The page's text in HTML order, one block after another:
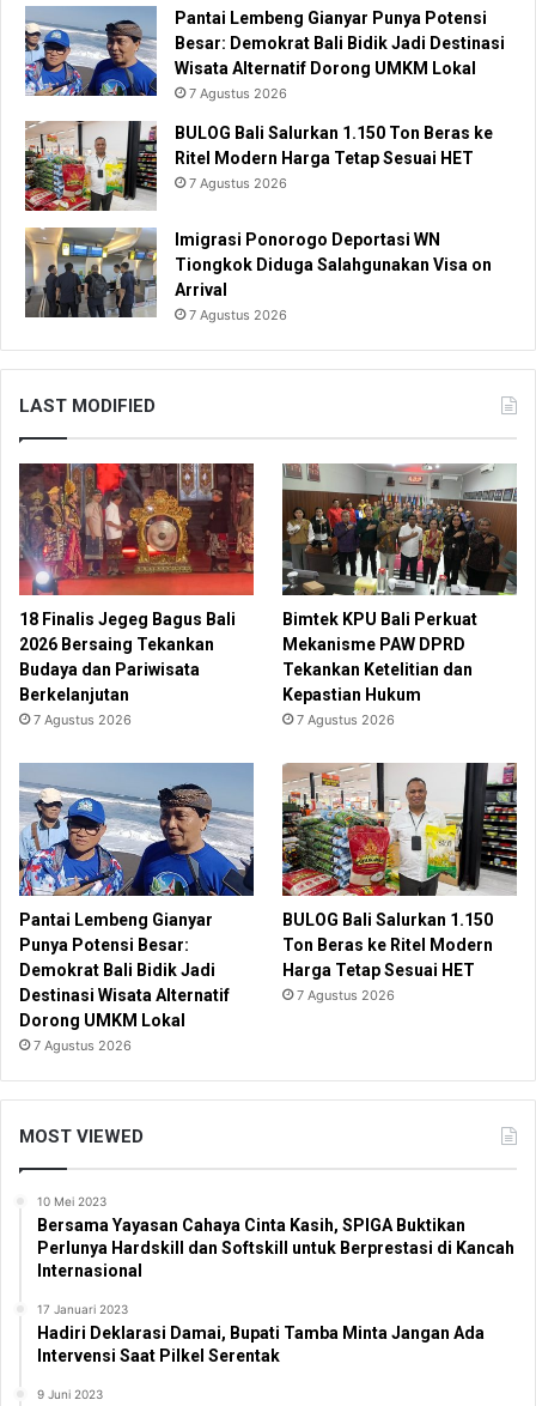
Pantai Lembeng Gianyar Punya Potensi
Besar: Demokrat Bali Bidik Jadi Destinasi
Wisata Alternatif Dorong UMKM Lokal
7 Agustus 2026
BULOG Bali Salurkan 1.150 Ton Beras ke
Ritel Modern Harga Tetap Sesuai HET
7 Agustus 2026
Imigrasi Ponorogo Deportasi WN
Tiongkok Diduga Salahgunakan Visa on
Arrival
7 Agustus 2026
LAST MODIFIED
18 Finalis Jegeg Bagus Bali
2026 Bersaing Tekankan
Budaya dan Pariwisata
Berkelanjutan
7 Agustus 2026
Bimtek KPU Bali Perkuat
Mekanisme PAW DPRD
Tekankan Ketelitian dan
Kepastian Hukum
7 Agustus 2026
Pantai Lembeng Gianyar
Punya Potensi Besar:
Demokrat Bali Bidik Jadi
Destinasi Wisata Alternatif
Dorong UMKM Lokal
7 Agustus 2026
BULOG Bali Salurkan 1.150
Ton Beras ke Ritel Modern
Harga Tetap Sesuai HET
7 Agustus 2026
MOST VIEWED
10 Mei 2023
Bersama Yayasan Cahaya Cinta Kasih, SPIGA Buktikan
Perlunya Hardskill dan Softskill untuk Berprestasi di Kancah
Internasional
17 Januari 2023
Hadiri Deklarasi Damai, Bupati Tamba Minta Jangan Ada
Intervensi Saat Pilkel Serentak
9 Juni 2023